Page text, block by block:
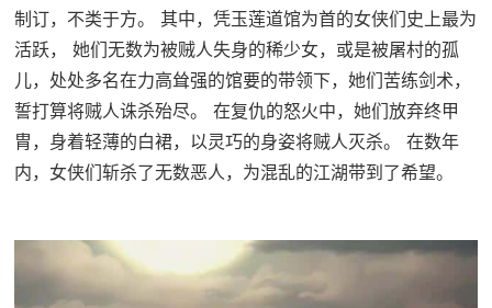
制订，不类于方。 其中，凭玉莲道馆为首的女侠们史上最为
活跃， 她们无数为被贼人失身的稀少女，或是被屠村的孤
儿，处处多名在力高耸强的馆要的带领下，她们苦练剑术，
誓打算将贼人诛杀殆尽。 在复仇的怒火中，她们放弃终甲
胄，身着轻薄的白裙，以灵巧的身姿将贼人灭杀。 在数年
内，女侠们斩杀了无数恶人，为混乱的江湖带到了希望。